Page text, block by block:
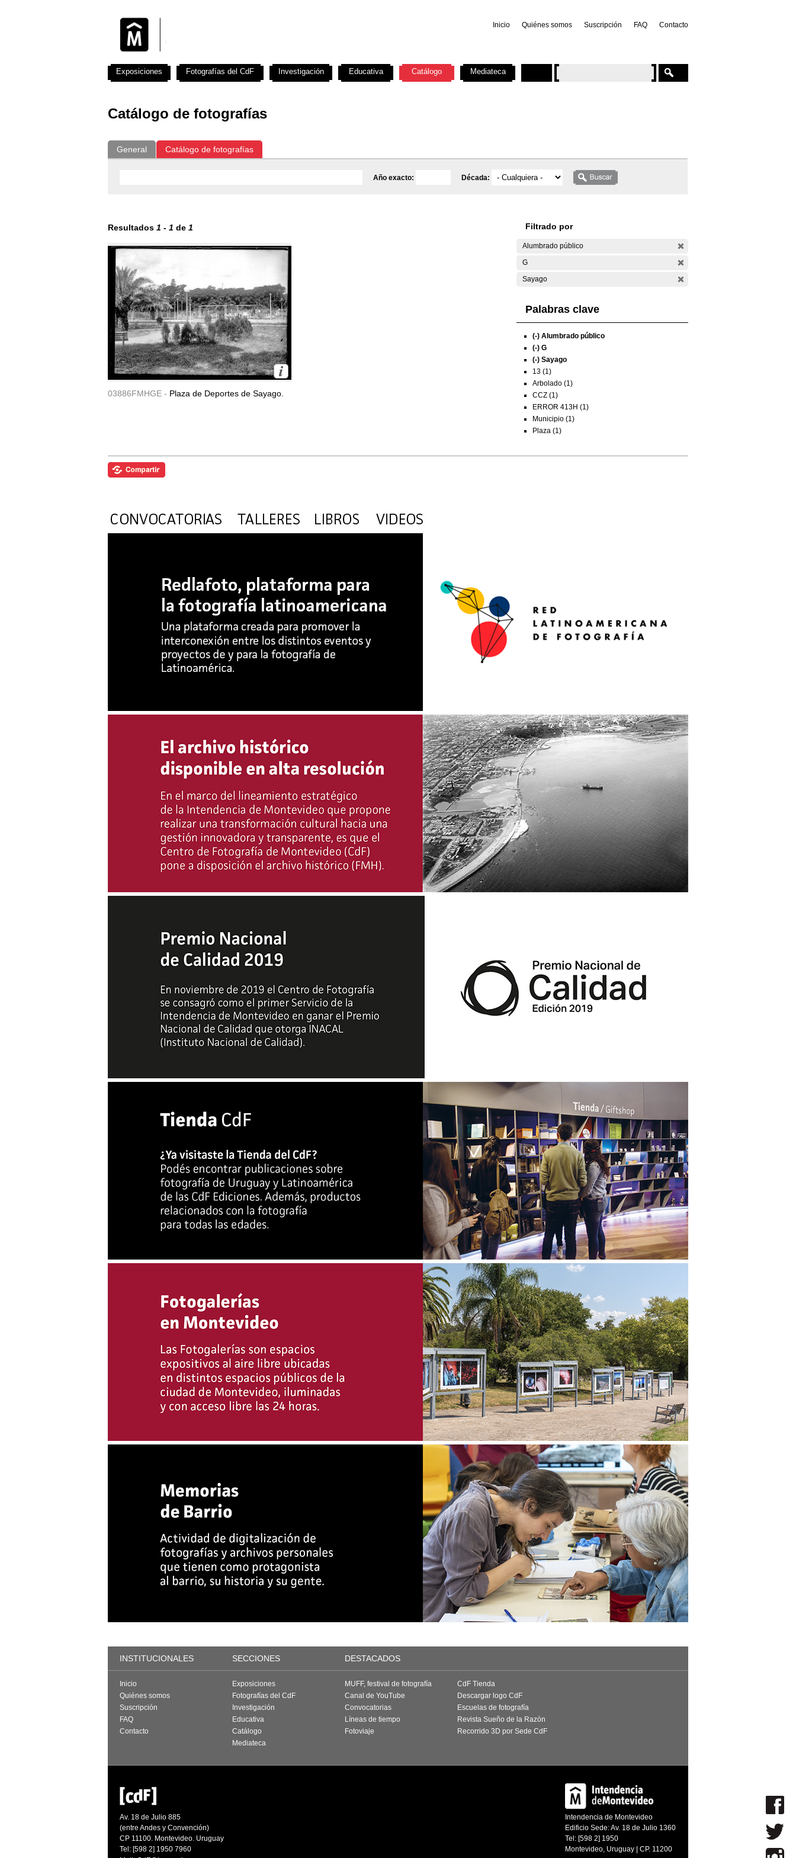
Inicio Quiénes somos Suscripción FAQ Contacto
Catálogo de fotografías
General Catálogo de fotografías
Año exacto: Década:
Resultados 1 - 1 de 1
03886FMHGE - Plaza de Deportes de Sayago.
Filtrado por
Alumbrado público
G
Sayago
Palabras clave
(-) Alumbrado público
(-) G
(-) Sayago
13 (1)
Arbolado (1)
CCZ (1)
ERROR 413H (1)
Municipio (1)
Plaza (1)
Exposiciones Fotografías del CdF Investigación Educativa Catálogo Mediateca
INSTITUCIONALES SECCIONES DESTACADOS
Inicio
Quiénes somos
Suscripción
FAQ
Contacto
Exposiciones
Fotografías del CdF
Investigación
Educativa
Catálogo
Mediateca
MUFF, festival de fotografía
Canal de YouTube
Convocatorias
Líneas de tiempo
Fotoviaje
CdF Tienda
Descargar logo CdF
Escuelas de fotografía
Revista Sueño de la Razón
Recorrido 3D por Sede CdF
Av. 18 de Julio 885
(entre Andes y Convención)
CP 11100. Montevideo. Uruguay
Tel: [598 2] 1950 7960
Intendencia de Montevideo
Edificio Sede: Av. 18 de Julio 1360
Tel: [598 2] 1950
Montevideo, Uruguay | CP. 11200